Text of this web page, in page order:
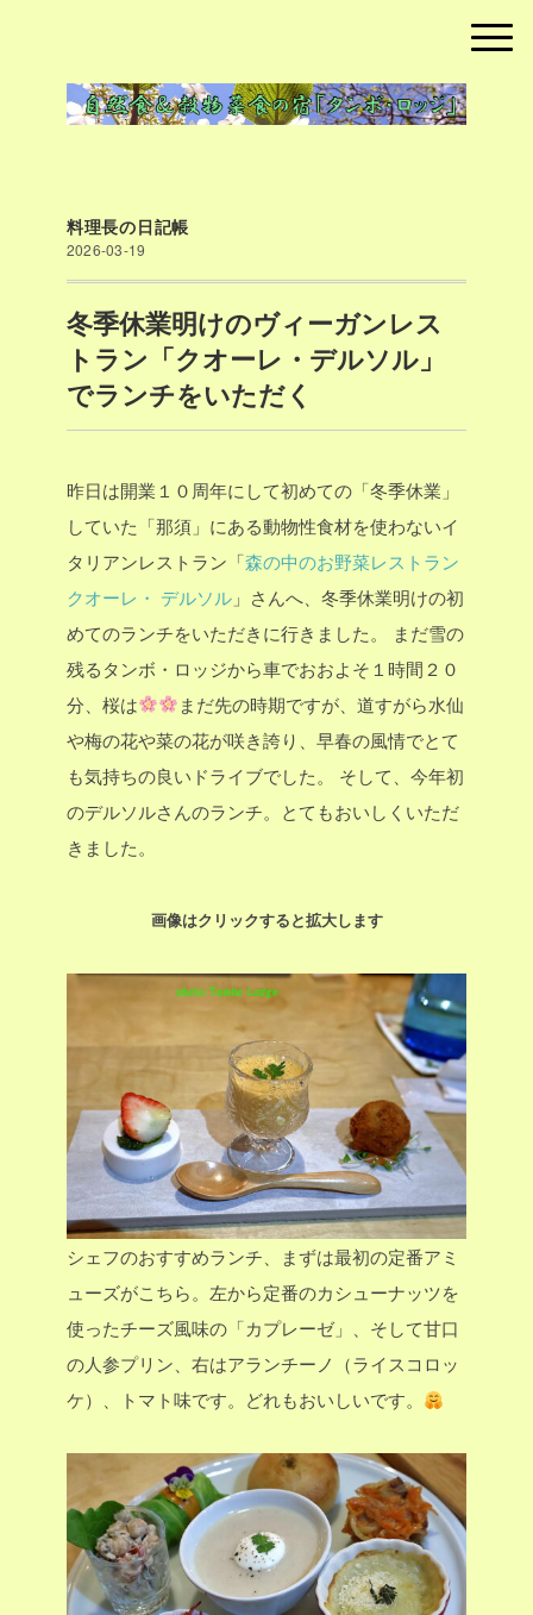
料理長の日記帳
2026-03-19
冬季休業明けのヴィーガンレス
トラン「クオーレ・デルソル」
でランチをいただく
昨日は開業１０周年にして初めての「冬季休業」
していた「那須」にある動物性食材を使わないイ
タリアンレストラン「森の中のお野菜レストラン
クオーレ・ デルソル 」さんへ、冬季休業明けの初
めてのランチをいただきに行きました。
まだ雪の
残るタンボ・ロッジから車でおおよそ１時間２０
分、桜は
まだ先の時期ですが、道すがら水仙
や梅の花や菜の花が咲き誇り、早春の風情でとて
も気持ちの良いドライブでした。
そして、今年初
のデルソルさんのランチ。とてもおいしくいただ
きました。
画像はクリックすると拡大します
シェフのおすすめランチ、まずは最初の定番アミ
ューズがこちら。左から定番のカシューナッツを
使ったチーズ風味の「カプレーゼ」、そして甘口
の人参プリン、右はアランチーノ（ライスコロッ
ケ）、トマト味です。どれもおいしいです。